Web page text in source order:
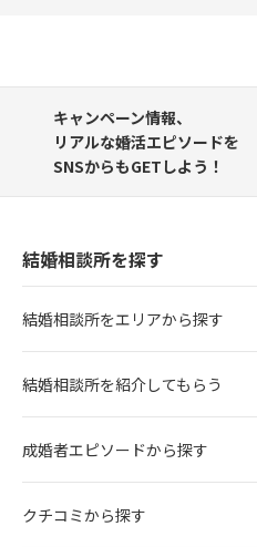
キャンペーン情報、
リアルな婚活エピソードを
SNSからもGETしよう！
結婚相談所を探す
結婚相談所をエリアから探す
結婚相談所を紹介してもらう
成婚者エピソードから探す
クチコミから探す